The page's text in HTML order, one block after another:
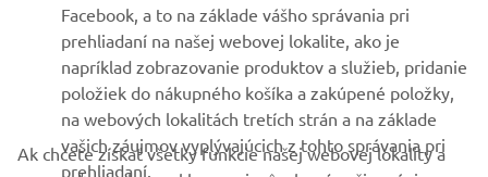
BULLETIN
Získajte medzi prvými informácie o najnovších ponukách,
špeciálnych akciách, nových verziách a mnoho ďalšieho
Facebook, a to na základe vášho správania pri
prehliadaní na našej webovej lokalite, ako je
napríklad zobrazovanie produktov a služieb, pridanie
položiek do nákupného košíka a zakúpené položky,
na webových lokalitách tretích strán a na základe
vašich záujmov vyplývajúcich z tohto správania pri
prehliadaní.
Ak chcete získať všetky funkcie našej webovej lokality a